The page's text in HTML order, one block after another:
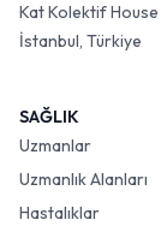
Kat Kolektif House
İstanbul, Türkiye
SAĞLIK
Uzmanlar
Uzmanlık Alanları
Hastalıklar